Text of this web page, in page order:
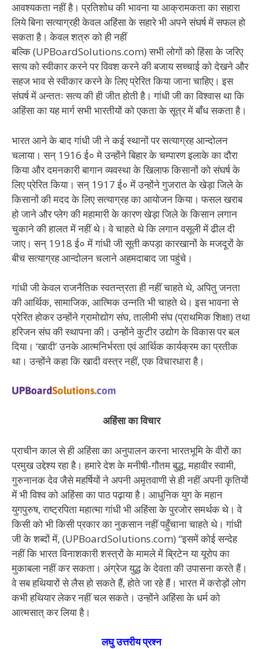
आवश्यकता नहीं है। प्रतिशोध की भावना या आक्रामकता का सहारा
लिये बिना सत्याग्रही केवल अहिंसा के सहारे भी अपने संघर्ष में सफल हो
सकता है। केवल शत्रु को ही नहीं
बल्कि (UPBoardSolutions.com) सभी लोगों को हिंसा के जरिए
सत्य को स्वीकार करने पर विवश करने की बजाय सच्चाई को देखने और
सहज भाव से स्वीकार करने के लिए प्रेरित किया जाना चाहिए। इस
संघर्ष में अन्ततः सत्य की ही जीत होती है। गांधी जी का विश्वास था कि
अहिंसा का यह मार्ग सभी भारतीयों को एकता के सूत्र में बाँध सकता है।
भारत आने के बाद गांधी जी ने कई स्थानों पर सत्याग्रह आन्दोलन
चलाया। सन् 1916 ई० मे उन्होंने बिहार के चम्पारण इलाके का दौरा
किया और दमनकारी बागान व्यवस्था के खिलाफ किसानों को संघर्ष के
लिए प्रेरित किया। सन् 1917 ई० में उन्होंने गुजरात के खेड़ा जिले के
किसानों की मदद के लिए सत्याग्रह का आयोजन किया। फसल खराब
हो जाने और प्लेग की महामारी के कारण खेड़ा जिले के किसान लगान
चुकाने की हालत में नहीं थे। वे चाहते थे कि लगान वसूली में ढील दी
जाए। सन् 1918 ई० में गांधी जी सूती कपड़ा कारखानों के मजदूरों के
बीच सत्याग्रह आन्दोलन चलाने अहमदाबाद जा पहुंचे।
गांधी जी केवल राजनैतिक स्वतन्त्रता ही नहीं चाहते थे, अपितु जनता
की आर्थिक, सामाजिक, आत्मिक उन्नति भी चाहते थे। इस भावना से
प्रेरित होकर उन्होंने ग्रामोद्योग संघ, तालीमी संघ (प्राथमिक शिक्षा) तथा
हरिजन संघ की स्थापना की। उन्होंने कुटीर उद्योग के विकास पर बल
दिया। ‘खादी’ उनके आत्मनिर्भरता एवं आर्थिक कार्यक्रम का प्रतीक
था। उन्होंने कहा कि खादी वस्त्र नहीं, एक विचारधारा है।
अहिंसा का विचार
प्राचीन काल से ही अहिंसा का अनुपालन करना भारतभूमि के वीरों का
प्रमुख उद्देश्य रहा है। हमारे देश के मनीषी-गौतम बुद्ध, महावीर स्वामी,
गुरुनानक देव जैसे महर्षियों ने अपनी अमृतवाणी से ही नहीं अपनी कृतियों
में भी विश्व को अहिंसा का पाठ पढ़ाया है। आधुनिक युग के महान
युगपुरुष, राष्ट्रपिता महात्मा गांधी भी अहिंसा के पुरजोर समर्थक थे। वे
किसी को भी किसी प्रकार का नुकसान नहीं पहुँचाना चाहते थे। गांधी
जी के शब्दों में, (UPBoardSolutions.com) “इसमें कोई सन्देह
नहीं कि भारत विनाशकारी शस्त्रों के मामले में ब्रिटेन या यूरोप का
मुकाबला नहीं कर सकता। अंग्रेज युद्ध के देवता की उपासना करते हैं।
वे सब हथियारों से लैस हो सकते हैं, होते जा रहे हैं। भारत में करोड़ों लोग
कभी हथियार लेकर नहीं चल सकते। उन्होंने अहिंसा के धर्म को
आत्मसात् कर लिया है।
लघु उत्तरीय प्रश्न